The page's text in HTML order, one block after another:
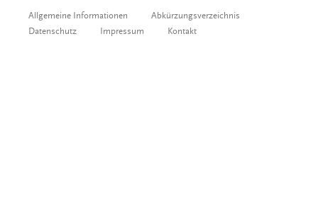
Allgemeine Informationen
Abkürzungsverzeichnis
Datenschutz
Impressum Kontakt